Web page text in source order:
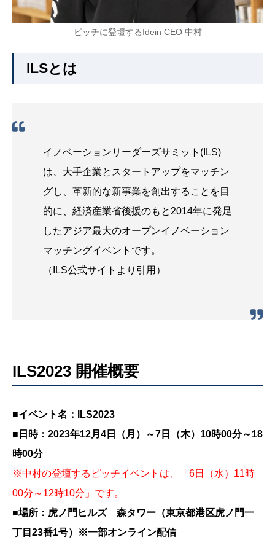
ピッチに登壇するIdein CEO 中村
ILSとは
イノベーションリーダーズサミット(ILS)
は、大手企業とスタートアップをマッチン
グし、革新的な新事業を創出することを目
的に、経済産業省後援のもと2014年に発足
したアジア最大のオープンイノベーション
マッチングイベントです。
（ILS公式サイトより引用）
ILS2023 開催概要
■イベント名：ILS2023
■日時：2023年12月4日（月）～7日（木）10時00分～18
時00分
※中村の登壇するピッチイベントは、「6日（水）11時
00分～12時10分」です。
■場所：虎ノ門ヒルズ 森タワー（東京都港区虎ノ門一
丁目23番1号）※一部オンライン配信